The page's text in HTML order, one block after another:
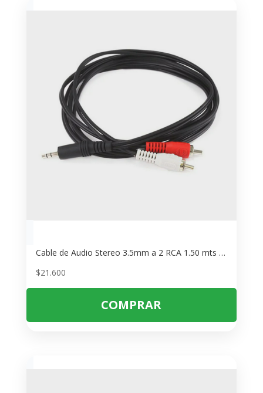
Cable de Audio Stereo 3.5mm a 2 RCA 1.50 mts – Conecta PC a Equipo de Música
$21.600
COMPRAR